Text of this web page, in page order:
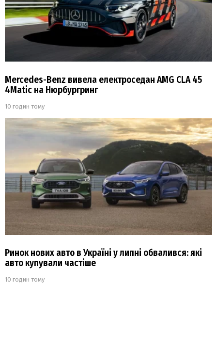
Mercedes-Benz вивела електроседан AMG CLA 45
4Matic на Нюрбургринг
10 годин тому
Ринок нових авто в Україні у липні обвалився: які
авто купували частіше
10 годин тому